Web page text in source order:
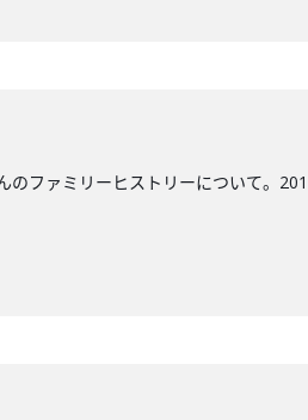
ファミリーヒストリーについて。